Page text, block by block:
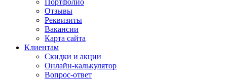
Портфолио
Отзывы
Реквизиты
Вакансии
Карта сайта
Клиентам
Скидки и акции
Онлайн-калькулятор
Вопрос-ответ